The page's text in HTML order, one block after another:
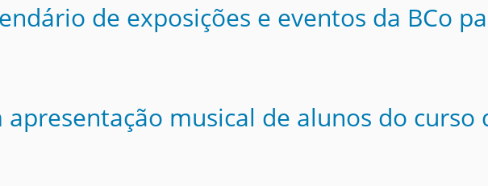
de exposições e eventos da BCo
musical de alunos do curso